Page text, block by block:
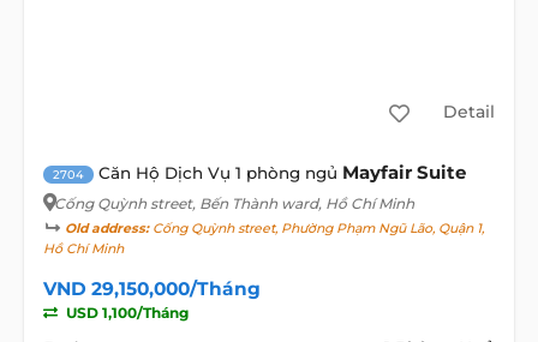
Detail
2704 Căn Hộ Dịch Vụ 1 phòng ngủ Mayfair Suite
Cống Quỳnh street, Bến Thành ward, Hồ Chí Minh
Old address:Cống Quỳnh street, Phường Phạm Ngũ Lão, Quận 1,
Hồ Chí Minh
VND 29,150,000/Tháng
USD 1,100/Tháng